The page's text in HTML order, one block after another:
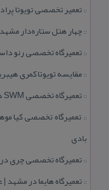
:: تعمیر تخصصی تویوتا
::چهار هتل‌ ستاره‌دار مشهد با فاصله
:: تعمیرگاه تخصصی رنو داستر در مشهد | ۱۰
:: مقایسه تویوتا كمری
:: تعمیرگاه تخصصی SWM در مشهد | تعمیر موتور، گیربكس و عیب‌یابی برق
:: تعمیرگاه تخصصی كیا
بادی
:: تعمیرگاه تخصصی چری در مشهد | ۱۰ سال
:: تعمیرگاه هایما در